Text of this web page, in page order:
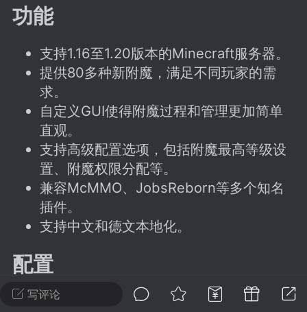
议贴】SodaMC 的改进与建议 🧃
在这里畅所欲言，提出你对 社区功能、
、管理方式等方面 的任何想法！...
11
潮涌核心
永久赞助者
24 23:37
电脑端 整合包分享
主页反馈贴
反馈你遇到的问题 以及 你期望的功能等
不方便可尝试通过邮箱与作者进行反馈
写评论
功能
支持1.16至1.20版本的Minecraft服务器。
提供80多种新附魔，满足不同玩家的需
求。
自定义GUI使得附魔过程和管理更加简单
直观。
支持高级配置选项，包括附魔最高等级设
置、附魔权限分配等。
兼容McMMO、JobsReborn等多个知名
插件。
支持中文和德文本地化。
配置
advanced_options.use: true
advanced_options.use_permissions: true